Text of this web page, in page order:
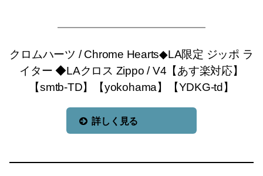
クロムハーツ / Chrome Hearts◆LA限定 ジッポ ラ
イター ◆LAクロス Zippo / V4【あす楽対応】
【smtb-TD】【yokohama】【YDKG-td】
詳しく見る